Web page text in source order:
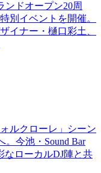
ドオープン20周
別イベントを開催。
イナー・樋口彩土、
ルクローレ」シーン
今池・Sound Bar
なローカルDJ陣と共